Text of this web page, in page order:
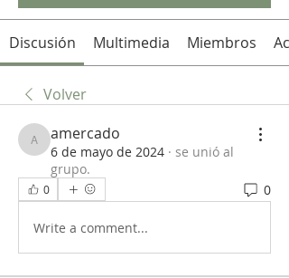
Discusión Multimedia Miembros
Volver
amercado
amercado
6 de mayo de 2024 · se unió al
grupo.
0 0
Write a comment...